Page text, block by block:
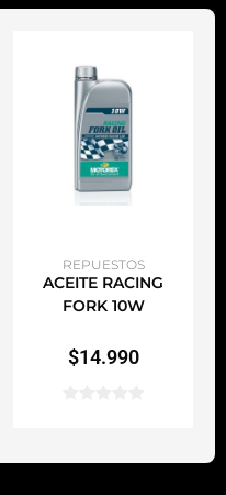
AÑADIR AL CARRITO
REPUESTOS
ACEITE RACING
FORK 10W
$14.990